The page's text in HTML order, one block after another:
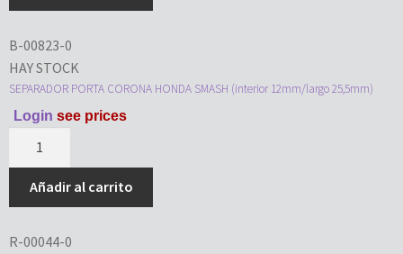
B-00823-0
HAY STOCK
SEPARADOR PORTA CORONA HONDA SMASH (interior 12mm/largo 25,5mm)
Login see prices
Añadir al carrito
R-00044-0